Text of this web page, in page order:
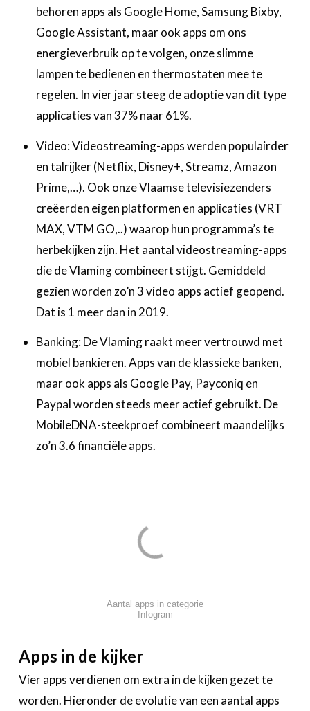
behoren apps als Google Home, Samsung Bixby,
Google Assistant, maar ook apps om ons
energieverbruik op te volgen, onze slimme
lampen te bedienen en thermostaten mee te
regelen. In vier jaar steeg de adoptie van dit type
applicaties van 37% naar 61%. ‍
Video: Videostreaming-apps werden populairder
en talrijker (Netflix, Disney+, Streamz, Amazon
Prime,…). Ook onze Vlaamse televisiezenders
creëerden eigen platformen en applicaties (VRT
MAX, VTM GO,..) waarop hun programma’s te
herbekijken zijn. Het aantal videostreaming-apps
die de Vlaming combineert stijgt. Gemiddeld
gezien worden zo’n 3 video apps actief geopend.
Dat is 1 meer dan in 2019. ‍
Banking: De Vlaming raakt meer vertrouwd met
mobiel bankieren. Apps van de klassieke banken,
maar ook apps als Google Pay, Payconiq en
Paypal worden steeds meer actief gebruikt. De
MobileDNA-steekproef combineert maandelijks
zo’n 3.6 financiële apps.
Aantal apps in categorie
Infogram
Apps in de kijker
Vier apps verdienen om extra in de kijken gezet te
worden. Hieronder de evolutie van een aantal apps